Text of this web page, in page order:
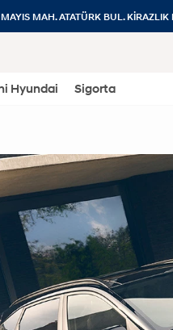
MAH. ATATÜRK BUL.
Hyundai Sigorta